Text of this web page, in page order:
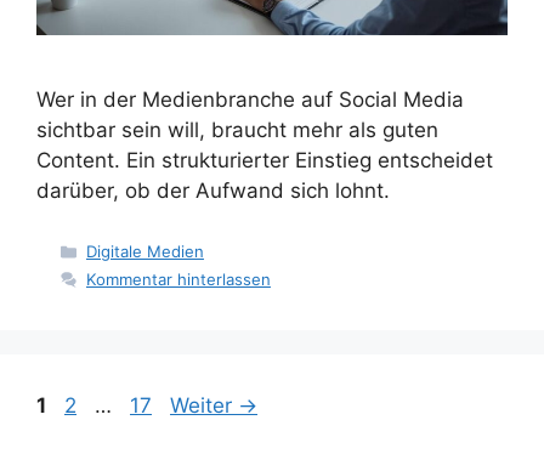
Wer in der Medienbranche auf Social Media
sichtbar sein will, braucht mehr als guten
Content. Ein strukturierter Einstieg entscheidet
darüber, ob der Aufwand sich lohnt.
Kategorien
Digitale Medien
Kommentar hinterlassen
Seite
1 Seite
2 … Seite
17 Weiter →